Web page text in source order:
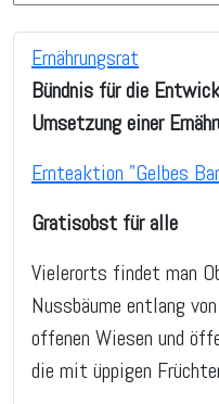
Ernährungsrat
Bündnis für die
Umsetzung einer
Ernteaktion "Gelbes
Gratisobst für alle
Vielerorts findet man
Nussbäume entlang
offenen Wiesen und
die mit üppigen